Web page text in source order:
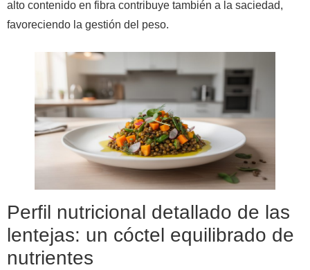
alto contenido en fibra contribuye también a la saciedad,
favoreciendo la gestión del peso.
Perfil nutricional detallado de las
lentejas: un cóctel equilibrado de
nutrientes